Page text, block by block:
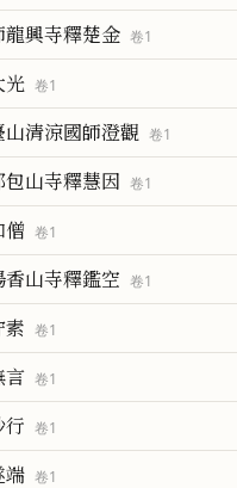
龍興寺釋楚金 卷1
光 卷1
山清涼國師澄觀 卷1
包山寺釋慧因 卷1
僧 卷1
香山寺釋鑑空 卷1
素 卷1
言 卷1
行 卷1
端 卷1